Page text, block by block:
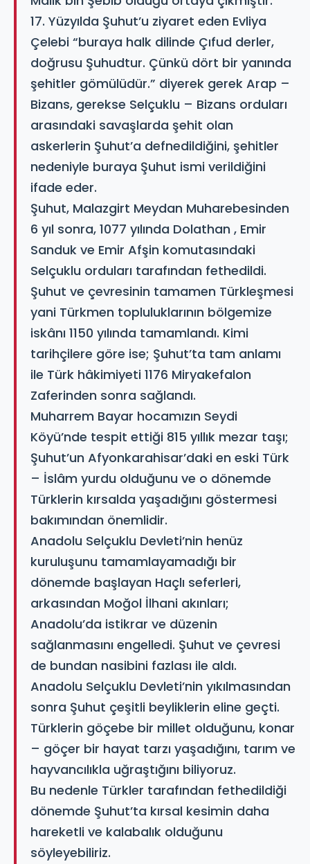
17. Yüzyılda Şuhut’u ziyaret eden Evliya
Çelebi “buraya halk dilinde Çıfud derler,
doğrusu Şuhudtur. Çünkü dört bir yanında
şehitler gömülüdür.” diyerek gerek Arap –
Bizans, gerekse Selçuklu – Bizans orduları
arasındaki savaşlarda şehit olan
askerlerin Şuhut’a defnedildiğini, şehitler
nedeniyle buraya Şuhut ismi verildiğini
ifade eder.
Şuhut, Malazgirt Meydan Muharebesinden
6 yıl sonra, 1077 yılında Dolathan , Emir
Sanduk ve Emir Afşin komutasındaki
Selçuklu orduları tarafından fethedildi.
Şuhut ve çevresinin tamamen Türkleşmesi
yani Türkmen topluluklarının bölgemize
iskânı 1150 yılında tamamlandı. Kimi
tarihçilere göre ise; Şuhut’ta tam anlamı
ile Türk hâkimiyeti 1176 Miryakefalon
Zaferinden sonra sağlandı.
Muharrem Bayar hocamızın Seydi
Köyü’nde tespit ettiği 815 yıllık mezar taşı;
Şuhut’un Afyonkarahisar’daki en eski Türk
– İslâm yurdu olduğunu ve o dönemde
Türklerin kırsalda yaşadığını göstermesi
bakımından önemlidir.
Anadolu Selçuklu Devleti’nin henüz
kuruluşunu tamamlayamadığı bir
dönemde başlayan Haçlı seferleri,
arkasından Moğol İlhani akınları;
Anadolu’da istikrar ve düzenin
sağlanmasını engelledi. Şuhut ve çevresi
de bundan nasibini fazlası ile aldı.
Anadolu Selçuklu Devleti’nin yıkılmasından
sonra Şuhut çeşitli beyliklerin eline geçti.
Türklerin göçebe bir millet olduğunu, konar
– göçer bir hayat tarzı yaşadığını, tarım ve
hayvancılıkla uğraştığını biliyoruz.
Bu nedenle Türkler tarafından fethedildiği
dönemde Şuhut’ta kırsal kesimin daha
hareketli ve kalabalık olduğunu
söyleyebiliriz.